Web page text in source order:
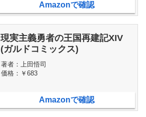
Amazonで確認
現実主義勇者の王国再建記XIV
(ガルドコミックス)
著者：
上田悟司
価格： ￥683
Amazonで確認